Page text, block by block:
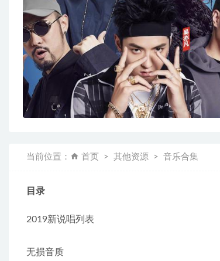
当前位置： 首页 其他资源 音乐合集
目录
2019新说唱列表
无损音质